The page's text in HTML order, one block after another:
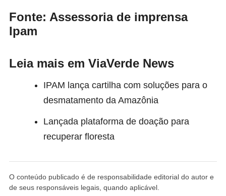
Fonte: Assessoria de imprensa
Ipam
Leia mais em ViaVerde News
IPAM lança cartilha com soluções para o
desmatamento da Amazônia
Lançada plataforma de doação para
recuperar floresta
O conteúdo publicado é de responsabilidade editorial do autor e
de seus responsáveis legais, quando aplicável.